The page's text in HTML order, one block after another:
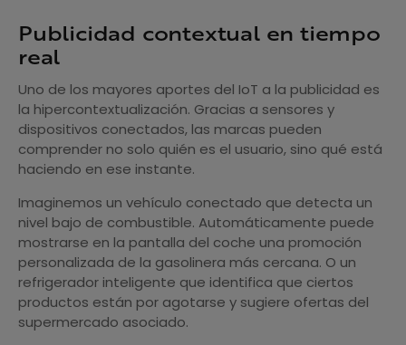
Publicidad contextual en tiempo
real
Uno de los mayores aportes del IoT a la publicidad es
la hipercontextualización. Gracias a sensores y
dispositivos conectados, las marcas pueden
comprender no solo quién es el usuario, sino qué está
haciendo en ese instante.
Imaginemos un vehículo conectado que detecta un
nivel bajo de combustible. Automáticamente puede
mostrarse en la pantalla del coche una promoción
personalizada de la gasolinera más cercana. O un
refrigerador inteligente que identifica que ciertos
productos están por agotarse y sugiere ofertas del
supermercado asociado.